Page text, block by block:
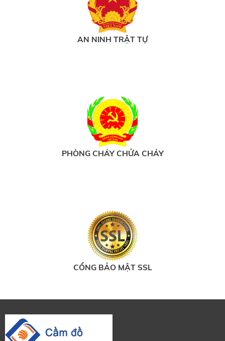
AN NINH TRẬT TỰ
PHÒNG CHÁY CHỬA CHÁY
CỔNG BẢO MẬT SSL